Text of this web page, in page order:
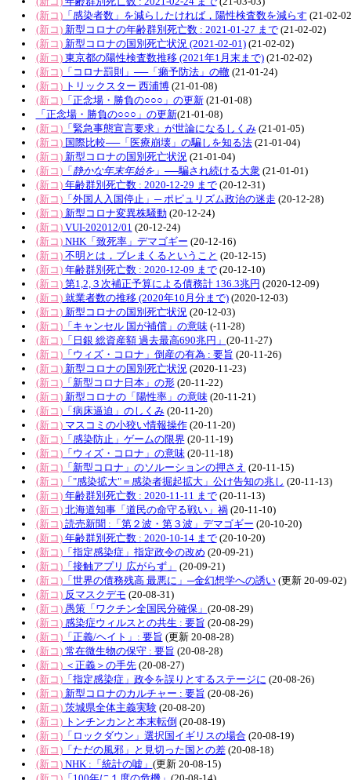
(新コ)「感染者数」を減らしたければ，陽性検査数を減らす (21-02-
(新コ)新型コロナの年齢群別死亡数 : 2021-01-27 まで(21-02-02)
(新コ)新型コロナの国別死亡状況 (2021-02-01)(21-02-02)
(新コ)東京都の陽性検査数推移 (2021年1月末まで)(21-02-02)
(新コ)「コロナ罰則」──「癩予防法」の轍 (21-01-24)
(新コ)トリックスター 西浦博(21-01-08)
(新コ)「正念場・勝負の○○○」の更新(21-01-08)
「正念場・勝負の○○○」の更新(21-01-08)
(新コ)「緊急事態宣言要求」が世論になるしくみ(21-01-05)
(新コ)国際比較──「医療崩壊」の騙しを知る法(21-01-04)
(新コ)新型コロナの国別死亡状況(21-01-04)
(新コ)「 静かな年末年始を」──騙され続ける大衆(21-01-01)
(新コ)年齢群別死亡数 : 2020-12-29 まで(20-12-31)
(新コ)「外国人入国停止」─ ポピュリズム政治の迷走 (20-12-28)
(新コ)新型コロナ変異株騒動(20-12-24)
(新コ)VUI-202012/01 (20-12-24)
(新コ)NHK「致死率」デマゴギー (20-12-16)
(新コ)不明とは，ブレまくるということ (20-12-15)
(新コ)年齢群別死亡数 : 2020-12-09 まで(20-12-10)
(新コ)第1,2,３次補正予算による債務計 136.3兆円 (2020-12-09)
(新コ)就業者数の推移 (2020年10月分まで)(2020-12-03)
(新コ)新型コロナの国別死亡状況(20-12-03)
(新コ)「キャンセル 国が補償」の意味(-11-28)
(新コ)「日銀 総資産額 過去最高690兆円」 (20-11-27)
(新コ)「ウィズ・コロナ」倒産の有為 : 要旨 (20-11-26)
(新コ)新型コロナの国別死亡状況(2020-11-23)
(新コ)「新型コロナ日本」の形(20-11-22)
(新コ)新型コロナの「陽性率」の意味(20-11-21)
(新コ)「病床逼迫」のしくみ(20-11-20)
(新コ)マスコミの小狡い情報操作(20-11-20)
(新コ)「感染防止」ゲームの限界 (20-11-19)
(新コ)「ウィズ・コロナ」の意味(20-11-18)
(新コ)「新型コロナ」のソルーションの押さえ (20-11-15)
(新コ)「"感染拡大"＝感染者掘起拡大」公け告知の兆し (20-11-13)
(新コ)年齢群別死亡数 : 2020-11-11 まで(20-11-13)
(新コ)北海道知事「道民の命守る戦い」禍(20-11-10)
(新コ)読売新聞 :「第２波・第３波」デマゴギー (20-10-20)
(新コ)年齢群別死亡数 : 2020-10-14 まで(20-10-20)
(新コ)「指定感染症」指定政令の改め (20-09-21)
(新コ)「接触アプリ 広がらず」
(20-09-21)
(新コ)「世界の債務残高 最悪に」─金幻想学への誘い(更新 20-09-02)
(新コ)反マスクデモ (20-08-31)
(新コ)愚策「ワクチン全国民分確保」 (20-08-29)
(新コ)感染症ウィルスとの共生 : 要旨 (20-08-29)
(新コ)「正義/ヘイト」: 要旨 (更新 20-08-28)
(新コ)常在微生物の保守 : 要旨 (20-08-28)
(新コ)＜正義＞の手先(20-08-27)
(新コ)「指定感染症」政令を誤りとするステージに (20-08-26)
(新コ)新型コロナのカルチャー : 要旨 (20-08-26)
(新コ)茨城県全体主義実験(20-08-20)
(新コ)トンチンカンと本末転倒 (20-08-19)
(新コ)「ロックダウン」選択国イギリスの場合(20-08-19)
(新コ)「ただの風邪」と見切った国との差(20-08-18)
(新コ)NHK :「統計の嘘」 (更新 20-08-15)